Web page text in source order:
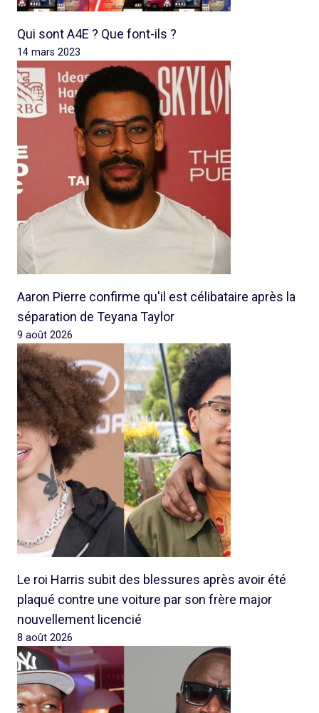
Qui sont A4E ? Que font-ils ?
14 mars 2023
Aaron Pierre confirme qu'il est célibataire après la
séparation de Teyana Taylor
9 août 2026
Le roi Harris subit des blessures après avoir été
plaqué contre une voiture par son frère major
nouvellement licencié
8 août 2026